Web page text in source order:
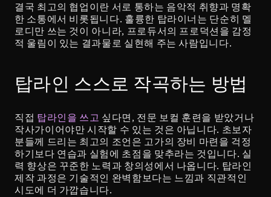
결국 최고의 협업이란 서로 통하는 음악적 취향과 명확
한 소통에서 비롯됩니다. 훌륭한 탑라이너는 단순히 멜
로디만 쓰는 것이 아니라, 프로듀서의 프로덕션을 감정
적 울림이 있는 결과물로 실현해 주는 사람입니다.
탑라인 스스로 작곡하는 방법
직접 탑라인을 쓰고 싶다면, 전문 보컬 훈련을 받았거나
작사가이어야만 시작할 수 있는 것은 아닙니다. 초보자
분들께 드리는 최고의 조언은 고가의 장비 마련을 걱정
하기보다 연습과 실험에 초점을 맞추라는 것입니다. 실
력 향상은 꾸준한 노력과 창의성에서 나옵니다. 탑라인
제작 과정은 기술적인 완벽함보다는 느낌과 직관적인
시도에 더 가깝습니다.